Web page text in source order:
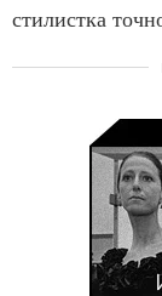
стилистка